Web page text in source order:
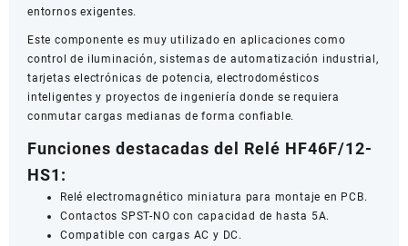
entornos exigentes.
Este componente es muy utilizado en aplicaciones como
control de iluminación, sistemas de automatización industrial,
tarjetas electrónicas de potencia, electrodomésticos
inteligentes y proyectos de ingeniería donde se requiera
conmutar cargas medianas de forma confiable.
Funciones destacadas del Relé HF46F/12-
HS1:
Relé electromagnético miniatura para montaje en PCB.
Contactos SPST-NO con capacidad de hasta 5A.
Compatible con cargas AC y DC.